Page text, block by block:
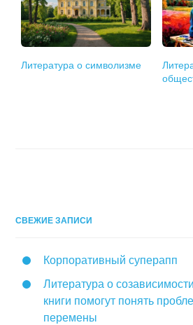
Литература о символизме
СВЕЖИЕ ЗАПИСИ
Корпоративный суперапп
Литература о
книги помогут понять
перемены